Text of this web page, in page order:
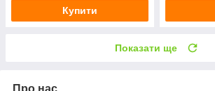
Купити
Показати ще